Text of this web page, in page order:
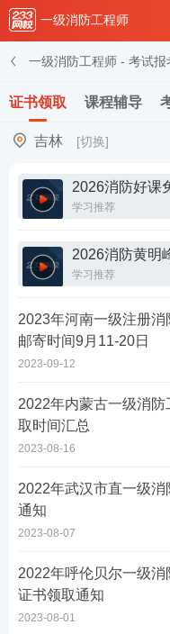
一级消防工程师
一级消防工程师 - 考试报
证书领取 课程辅导
吉林 [切换]
2026消防好课
学习推荐
2026消防黄明
学习推荐
2023年河南一级注册
邮寄时间9月11-20日
2023-09-12
2022年内蒙古一级消
取时间汇总
2023-08-16
2022年武汉市直一级
通知
2023-08-07
2022年呼伦贝尔一级
证书领取通知
2023-08-01